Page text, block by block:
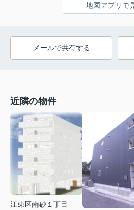
地図アプリで
メールで共有する
近隣の物件
江東区南砂１丁目